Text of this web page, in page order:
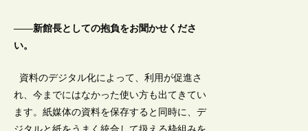
――新館長としての抱負をお聞かせくださ
い。
資料のデジタル化によって、利用が促進さ
れ、今までにはなかった使い方も出てきてい
ます。紙媒体の資料を保存すると同時に、デ